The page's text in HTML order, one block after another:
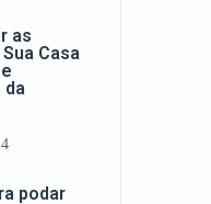
as
Casa
da
podar